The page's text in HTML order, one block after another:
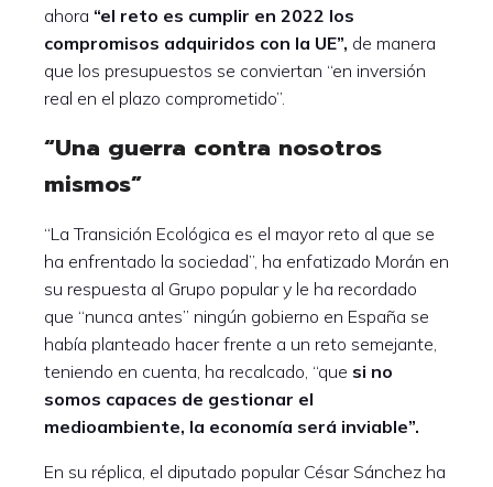
ahora “el reto es cumplir en 2022 los
compromisos adquiridos con la UE”, de manera
que los presupuestos se conviertan “en inversión
real en el plazo comprometido”.
“Una guerra contra nosotros
mismos”
“La Transición Ecológica es el mayor reto al que se
ha enfrentado la sociedad”, ha enfatizado Morán en
su respuesta al Grupo popular y le ha recordado
que “nunca antes” ningún gobierno en España se
había planteado hacer frente a un reto semejante,
teniendo en cuenta, ha recalcado, “que si no
somos capaces de gestionar el
medioambiente, la economía será inviable”.
En su réplica, el diputado popular César Sánchez ha